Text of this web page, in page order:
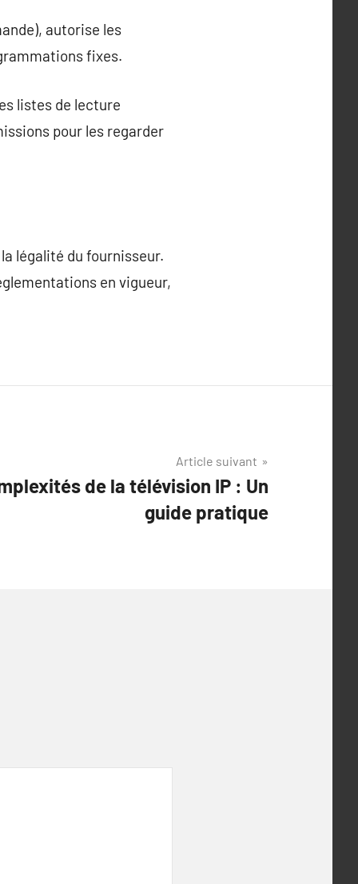
autorise les
fixes.
listes de lecture
pour les regarder
légalité du fournisseur.
en vigueur,
Article suivant
de la télévision IP : Un
guide pratique